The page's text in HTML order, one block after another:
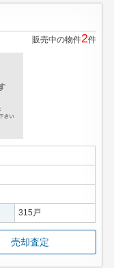
販売中の物件2件
315戸
売却査定